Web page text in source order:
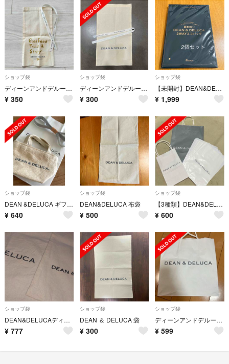
ショップ袋
ディーンアンドデルーカ ギフト袋
¥ 350
ショップ袋
ディーンアンドデルーカ 20周年ラッピング布袋 リボン付き
¥ 300
ショップ袋
【未開封】DEAN&DELUCA 2WAYエコバッグ 2つ
¥ 1,999
ショップ袋
DEAN &DELUCA ギフト用ミニトート、紙袋、ラッピング紐1m
¥ 640
ショップ袋
DEAN&DELUCA 布袋
¥ 500
ショップ袋
【3種類】DEAN&DELUCA ショップ袋
¥ 600
ショップ袋
DEAN&DELUCAディーンアンドデルーカ ギフト布袋２枚
¥ 777
ショップ袋
DEAN ＆ DELUCA 袋
¥ 300
ショップ袋
ディーンアンドデルーカ袋
¥ 599